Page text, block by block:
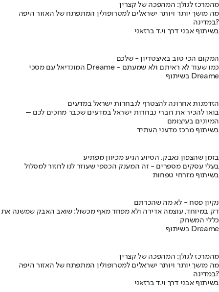
מהמרכז לגולן: המהפכה של קצרין
מה מושך יותר ויותר ישראלים למטרופולין המתפתח של האזור היפה
במדינה?
בשיתוף אבני דרך וי.ד ברזאני
המקום הכי טוב באיצטדיון - שלכם
המונדיאל עם מסכי Dreame - כמו שעוד לא ראיתם ולא שמעתם
בשיתוף Dreame
הזדמנות אחרונה להצטרף לנבחרות ישראל במדעים
בואו להכיר את חברי נבחרות ישראל במדעים שכבר מחכים לכם –
המיונים בעיצומם
בשיתוף מרכז מדעני העתיד
בזמן שהצפון נאבק, הסיוע הגיע מכיוון מפתיע
בעלי עסקים מספרים - זה המענק הכספי שעוזר לנו לחזור למסלול
בשיתוף מזרחי טפחות
נקיון פסח - לא מה שהכרתם
דק במיוחד, עוצמה אדירה ולא מפחד מאף מכשול: שואב האבק שמשנה את
כללי המשחק
בשיתוף Dreame
מהמרכז לגולן: המהפכה של קצרין
מה מושך יותר ויותר ישראלים למטרופולין המתפתח של האזור היפה
במדינה?
בשיתוף אבני דרך וי.ד ברזאני